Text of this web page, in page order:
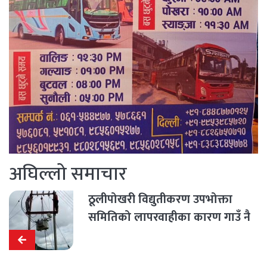
अघिल्लो समाचार
ठूलीपोखरी विद्युतीकरण उपभोक्ता
समितिको लापरवाहीका कारण गाउँ नै